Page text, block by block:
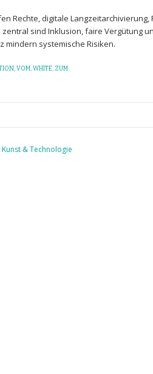
Rechte, digitale⁣
sind Inklusion, faire Vergütung
mindern systemische Risiken.
,VOM,WHITE, ZUM
& Technologie